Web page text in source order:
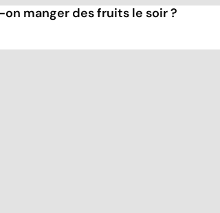
manger des fruits le soir ?